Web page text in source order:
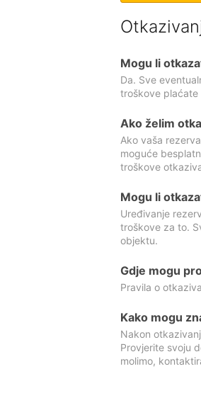
Mogu li
Da. Sve
troškove plaćate
Ako želim
Ako vaša
moguće
troškove
Mogu li
Uređivanje
troškove za to.
objektu.
Gdje mogu
Pravila o
Kako mogu
Nakon
Provjerite svoju
molimo,